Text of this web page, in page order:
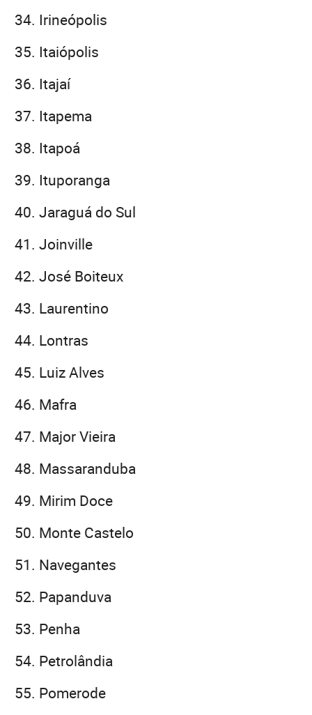
Irineópolis
Itaiópolis
Itajaí
Itapema
Itapoá
Ituporanga
Jaraguá do Sul
Joinville
José Boiteux
Laurentino
Lontras
Luiz Alves
Mafra
Major Vieira
Massaranduba
Mirim Doce
Monte Castelo
Navegantes
Papanduva
Penha
Petrolândia
Pomerode